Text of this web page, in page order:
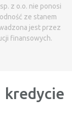
z o.o. nie ponosi
ze stanem
jest przez
finansowych.
kredycie